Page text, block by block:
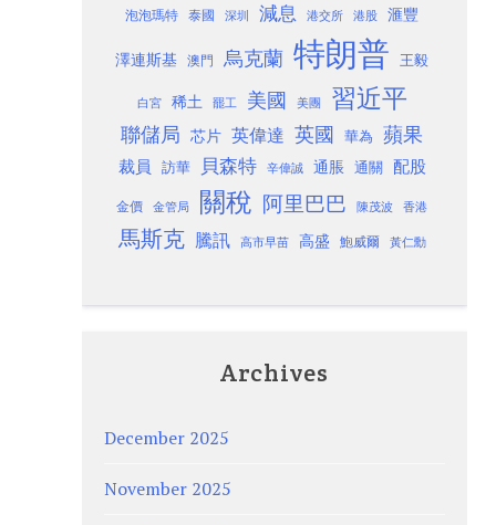
泡泡瑪特 泰國 深圳 減息 港交所 港股 滙豐
澤連斯基 澳門 烏克蘭 特朗普 王毅
白宮 稀土 罷工 美國 美團 習近平
聯儲局 芯片 英偉達 英國 華為 蘋果
裁員 訪華 貝森特 辛偉誠 通脹 通關 配股
金價 金管局 關稅 阿里巴巴 陳茂波 香港
馬斯克 騰訊 高市早苗 高盛 鮑威爾 黃仁勳
Archives
December 2025
November 2025